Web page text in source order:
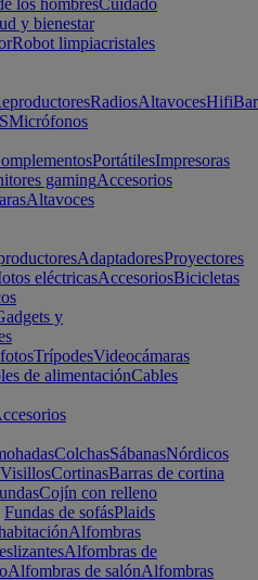
los hombresCuidado
y bienestar
Robot limpiacristales
RadiosAltavocesHifi
Micrófonos
PortátilesImpresoras
gamingAccesorios
Altavoces
AdaptadoresProyectores
eléctricasAccesoriosBicicletas
y
TrípodesVideocámaras
de alimentaciónCables
ColchasSábanasNórdicos
VisillosCortinasBarras de cortina
Cojín con relleno
Fundas de sofásPlaids
Alfombras
Alfombras de
Alfombras de salónAlfombras